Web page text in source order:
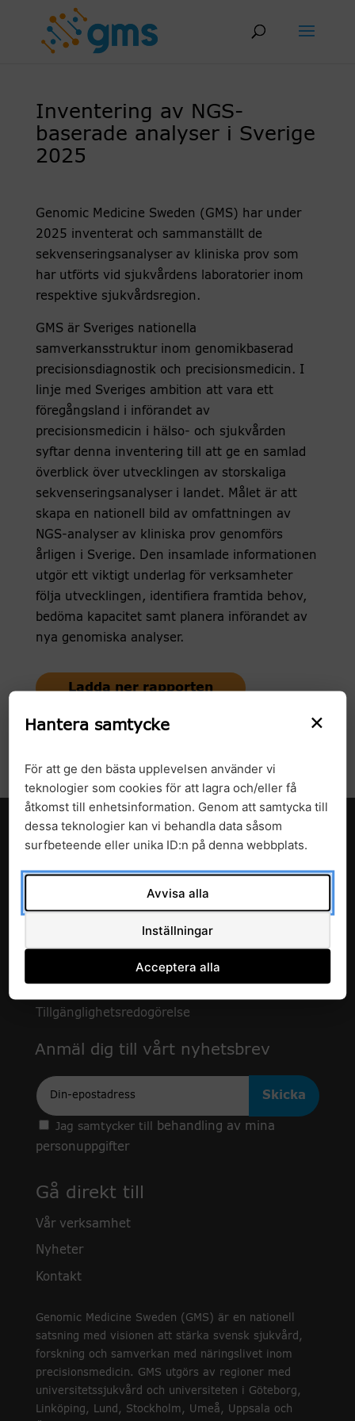
Inventering av NGS-
baserade analyser i Sverige
2025
Genomic Medicine Sweden (GMS) har under
2025 inventerat och sammanställt de
sekvenseringsanalyser av kliniska prov som
har utförts vid sjukvårdens laboratorier inom
respektive sjukvårdsregion.
GMS är Sveriges nationella
samverkansstruktur inom genomikbaserad
precisionsdiagnostik och precisionsmedicin. I
linje med Sveriges ambition att vara ett
föregångsland i införandet av
precisionsmedicin i hälso- och sjukvården
syftar denna inventering till att ge en samlad
överblick över utvecklingen av storskaliga
sekvenseringsanalyser i landet. Målet är att
skapa en nationell bild av omfattningen av
NGS-analyser av kliniska prov genomförs
årligen i Sverige. Den insamlade informationen
utgör ett viktigt underlag för verksamheter
följa utvecklingen, identifiera framtida behov,
bedöma kapacitet samt planera införandet av
nya genomiska analyser.
Ladda ner rapporten
c/o Enheten för forskning och utveckling
Avdelningen för hälso- och sjukvårdsstyrning
291 89 Kristianstad
Tillgänglighetsredogörelse
Anmäl dig till vårt nyhetsbrev
Epost
Jag samtycker till
behandling av mina
personuppgifter
Gå direkt till
Vår verksamhet
Nyheter
Kontakt
Genomic Medicine Sweden (GMS) är en nationell
satsning med visionen att stärka svensk sjukvård,
forskning och samverkan med näringslivet inom
precisionsmedicin. GMS utgörs av regioner med
universitetssjukvård och universiteten i Göteborg,
Linköping, Lund, Stockholm, Umeå, Uppsala och
×
Hantera samtycke
För att ge den bästa upplevelsen använder vi
teknologier som cookies för att lagra och/eller få
åtkomst till enhetsinformation. Genom att samtycka till
dessa teknologier kan vi behandla data såsom
surfbeteende eller unika ID:n på denna webbplats.
Avvisa alla
Inställningar
Acceptera alla